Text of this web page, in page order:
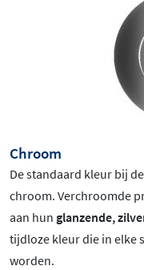
Chroom
De standaard kleur bij
chroom. Verchroomde
aan hun glanzende,
tijdloze kleur die in elke
worden.